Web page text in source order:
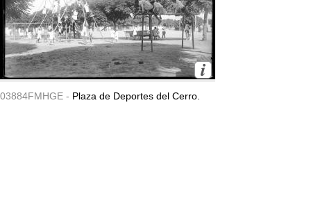
03884FMHGE - Plaza de Deportes del Cerro.